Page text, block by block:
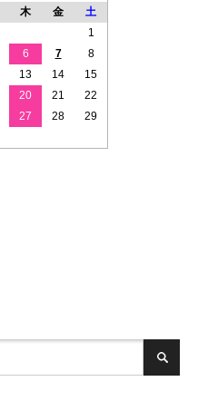
木 金
土
1
6 7
8
13 14
15
20 21
22
27 28
29